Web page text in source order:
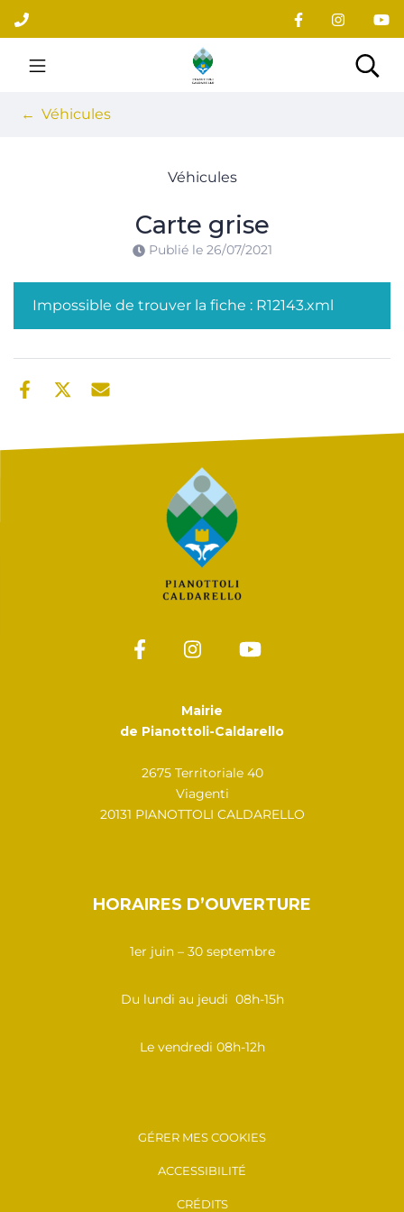
Aller
au
contenu
Site officiel du village
Véhicules
Véhicules
Carte grise
Publié le 26/07/2021
Impossible de trouver la fiche : R12143.xml
Mairie
de Pianottoli-Caldarello
2675 Territoriale 40
Viagenti
20131 PIANOTTOLI CALDARELLO
HORAIRES D’OUVERTURE
1er juin – 30 septembre
Du lundi au jeudi 08h-15h
Le vendredi 08h-12h
GÉRER MES COOKIES
ACCESSIBILITÉ
CRÉDITS